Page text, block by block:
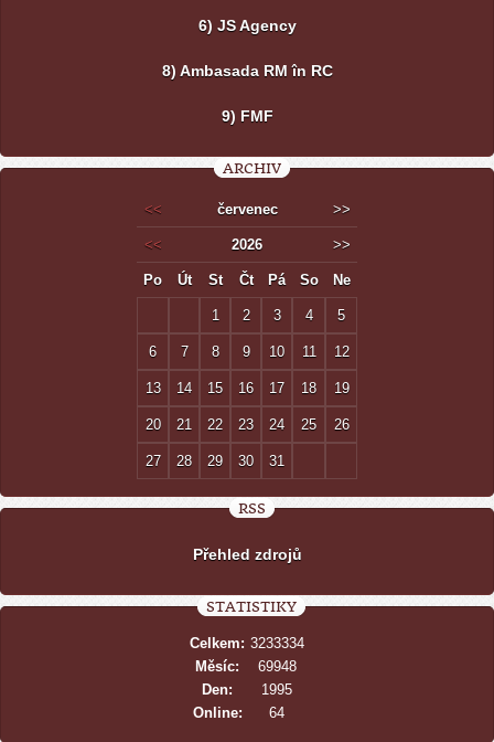
6) JS Agency
8) Ambasada RM în RC
9) FMF
ARCHIV
<< červenec >>
<< 2026 >>
Po Út St Čt Pá So Ne
1 2 3 4 5
6 7 8 9 10 11 12
13 14 15 16 17 18 19
20 21 22 23 24 25 26
27 28 29 30 31
RSS
Přehled zdrojů
STATISTIKY
Online: 64
Celkem: 3233334
Měsíc:
69948
Den:
1995